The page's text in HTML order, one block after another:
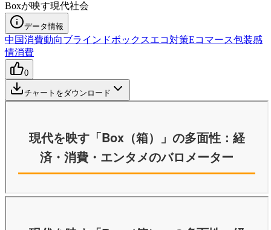
Boxが映す現代社会
データ情報
中国消費動向ブラインドボックスエコ対策Eコマース包装感
情消費
0
チャートをダウンロード